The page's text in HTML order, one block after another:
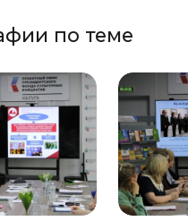
по теме